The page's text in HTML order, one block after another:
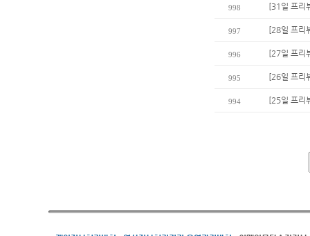
998 [31일 프리
997 [28일 프리
996 [27일 프리
995 [26일 프리
994 [25일 프리